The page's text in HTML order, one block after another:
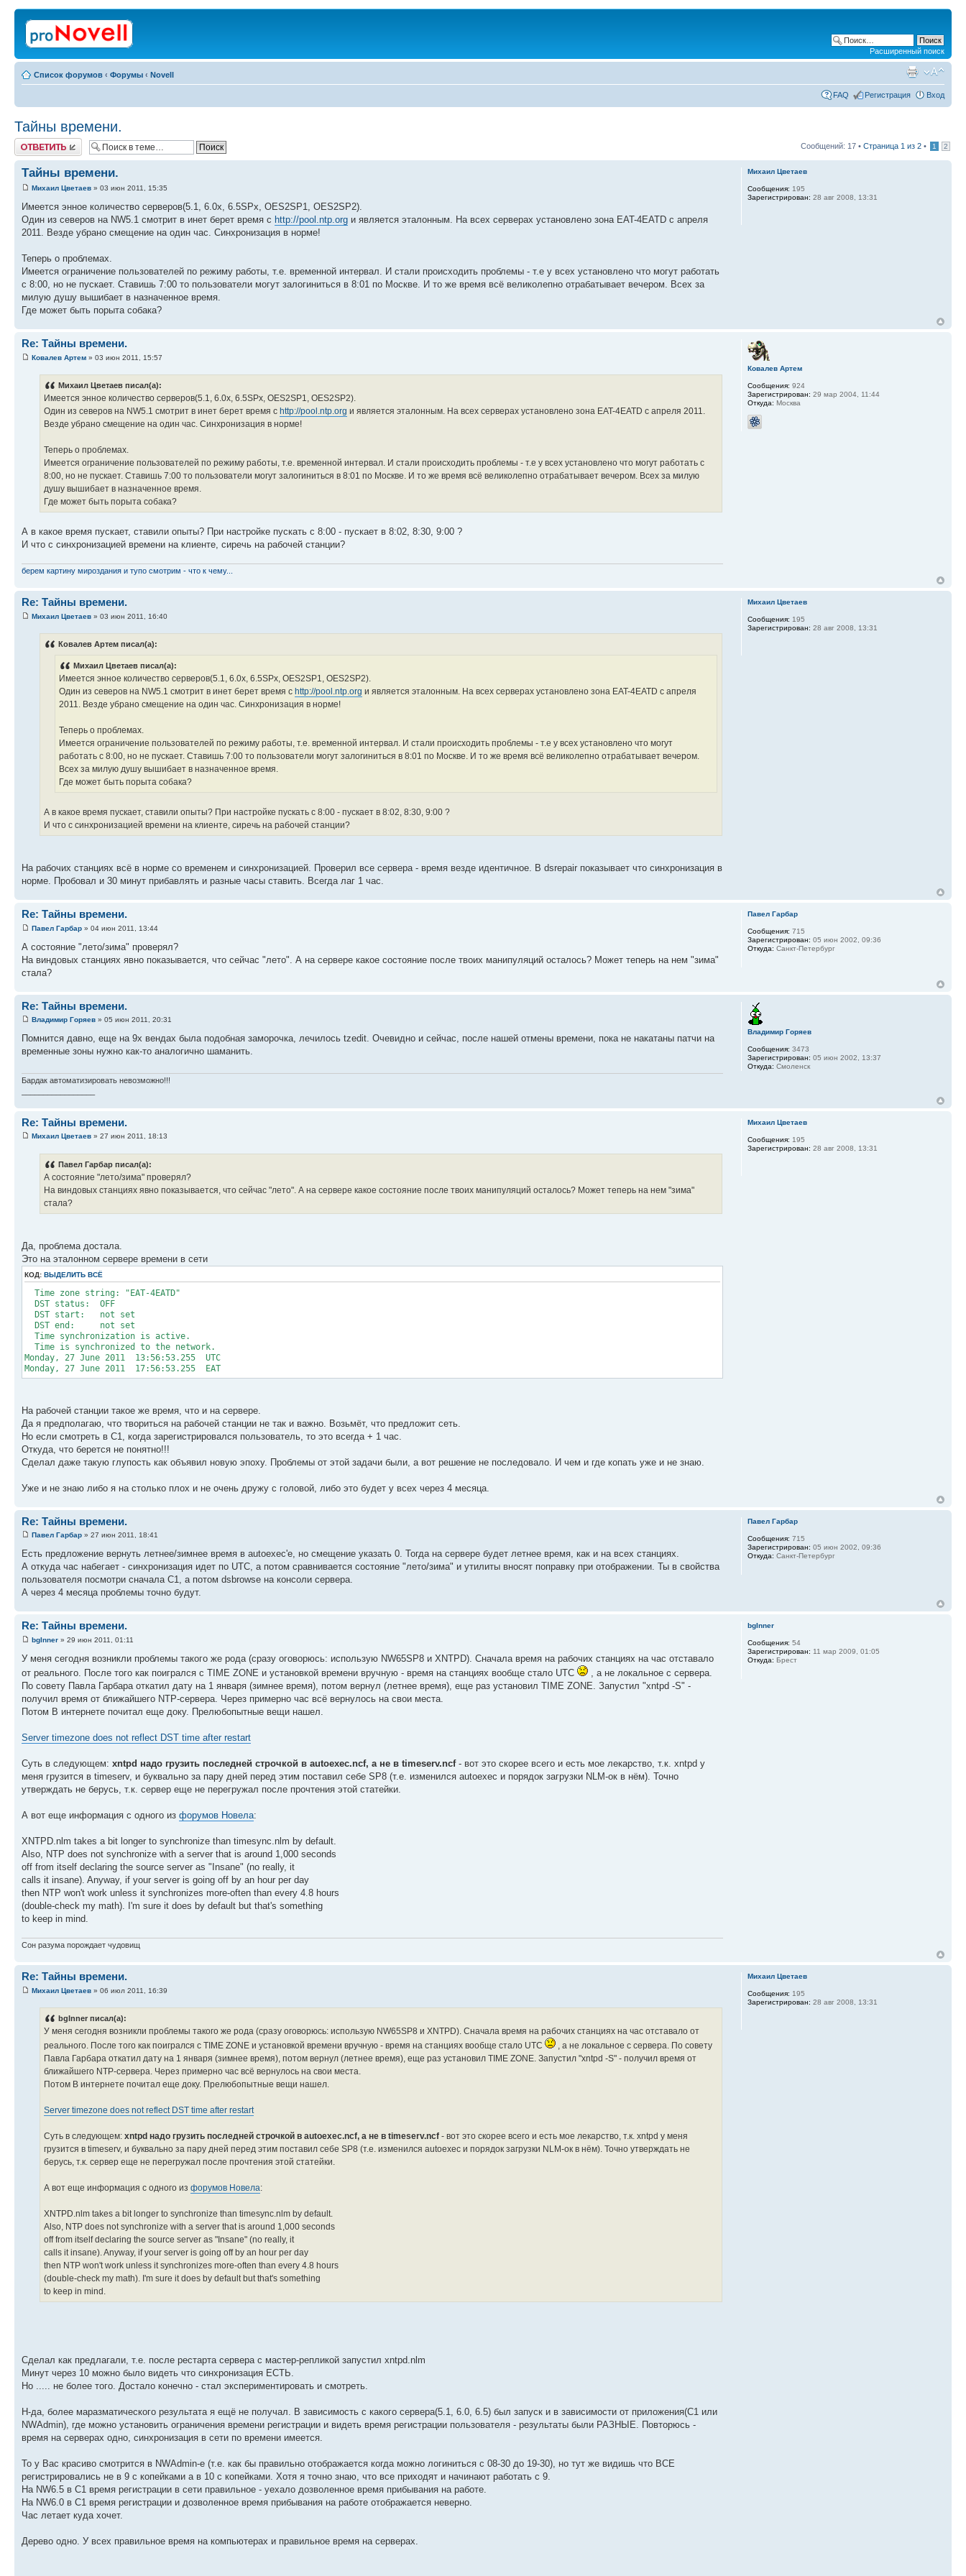
Расширенный поиск
Список форумов ‹ Форумы ‹ Novell
FAQ Регистрация Вход
Тайны времени.
Ответить Сообщений: 17 • Страница 1 из 2 • 1 2
Тайны времени.
Михаил Цветаев » 03 июн 2011, 15:35
Имеется энное количество серверов(5.1, 6.0х, 6.5SPх, OES2SP1, OES2SP2).
Один из северов на NW5.1 смотрит в инет берет время с http://pool.ntp.org и является эталонным. На всех серверах установлено зона EAT-4EATD с апреля
2011. Везде убрано смещение на один час. Синхронизация в норме!
Теперь о проблемах.
Имеется ограничение пользователей по режиму работы, т.е. временной интервал. И стали происходить проблемы - т.е у всех установлено что могут работать
с 8:00, но не пускает. Ставишь 7:00 то пользователи могут залогиниться в 8:01 по Москве. И то же время всё великолепно отрабатывает вечером. Всех за
милую душу вышибает в назначенное время.
Где может быть порыта собака?
Михаил Цветаев
Сообщения: 195
Зарегистрирован: 28 авг 2008, 13:31
Re: Тайны времени.
Ковалев Артем » 03 июн 2011, 15:57
Михаил Цветаев писал(а):
Имеется энное количество серверов(5.1, 6.0х, 6.5SPх, OES2SP1, OES2SP2).
Один из северов на NW5.1 смотрит в инет берет время с http://pool.ntp.org и является эталонным. На всех серверах установлено зона EAT-4EATD с апреля 2011.
Везде убрано смещение на один час. Синхронизация в норме!
Теперь о проблемах.
Имеется ограничение пользователей по режиму работы, т.е. временной интервал. И стали происходить проблемы - т.е у всех установлено что могут работать с
8:00, но не пускает. Ставишь 7:00 то пользователи могут залогиниться в 8:01 по Москве. И то же время всё великолепно отрабатывает вечером. Всех за милую
душу вышибает в назначенное время.
Где может быть порыта собака?
А в какое время пускает, ставили опыты? При настройке пускать с 8:00 - пускает в 8:02, 8:30, 9:00 ?
И что с синхронизацией времени на клиенте, сиречь на рабочей станции?
берем картину мироздания и тупо смотрим - что к чему...
Ковалев Артем
Сообщения: 924
Зарегистрирован: 29 мар 2004, 11:44
Откуда: Москва
Re: Тайны времени.
Михаил Цветаев » 03 июн 2011, 16:40
Ковалев Артем писал(а):
Михаил Цветаев писал(а):
Имеется энное количество серверов(5.1, 6.0х, 6.5SPх, OES2SP1, OES2SP2).
Один из северов на NW5.1 смотрит в инет берет время с http://pool.ntp.org и является эталонным. На всех серверах установлено зона EAT-4EATD с апреля
2011. Везде убрано смещение на один час. Синхронизация в норме!
Теперь о проблемах.
Имеется ограничение пользователей по режиму работы, т.е. временной интервал. И стали происходить проблемы - т.е у всех установлено что могут
работать с 8:00, но не пускает. Ставишь 7:00 то пользователи могут залогиниться в 8:01 по Москве. И то же время всё великолепно отрабатывает вечером.
Всех за милую душу вышибает в назначенное время.
Где может быть порыта собака?
А в какое время пускает, ставили опыты? При настройке пускать с 8:00 - пускает в 8:02, 8:30, 9:00 ?
И что с синхронизацией времени на клиенте, сиречь на рабочей станции?
На рабочих станциях всё в норме со временем и синхронизацией. Проверил все сервера - время везде идентичное. В dsrepair показывает что синхронизация в
норме. Пробовал и 30 минут прибавлять и разные часы ставить. Всегда лаг 1 час.
Михаил Цветаев
Сообщения: 195
Зарегистрирован: 28 авг 2008, 13:31
Re: Тайны времени.
Павел Гарбар » 04 июн 2011, 13:44
А состояние "лето/зима" проверял?
На виндовых станциях явно показывается, что сейчас "лето". А на сервере какое состояние после твоих манипуляций осталось? Может теперь на нем "зима"
стала?
Павел Гарбар
Сообщения: 715
Зарегистрирован: 05 июн 2002, 09:36
Откуда: Санкт-Петербург
Re: Тайны времени.
Владимир Горяев » 05 июн 2011, 20:31
Помнится давно, еще на 9x вендах была подобная заморочка, лечилось tzedit. Очевидно и сейчас, после нашей отмены времени, пока не накатаны патчи на
временные зоны нужно как-то аналогично шаманить.
Бардак автоматизировать невозможно!!!
Владимир Горяев
Сообщения: 3473
Зарегистрирован: 05 июн 2002, 13:37
Откуда: Смоленск
Re: Тайны времени.
Михаил Цветаев » 27 июн 2011, 18:13
Павел Гарбар писал(а):
А состояние "лето/зима" проверял?
На виндовых станциях явно показывается, что сейчас "лето". А на сервере какое состояние после твоих манипуляций осталось? Может теперь на нем "зима"
стала?
Да, проблема достала.
Это на эталонном сервере времени в сети
КОД: ВЫДЕЛИТЬ ВСЁ
Time zone string: "EAT-4EATD"
DST status: OFF
DST start: not set
DST end: not set
Time synchronization is active.
Time is synchronized to the network.
Monday, 27 June 2011 13:56:53.255 UTC
Monday, 27 June 2011 17:56:53.255 EAT
На рабочей станции такое же время, что и на сервере.
Да я предполагаю, что твориться на рабочей станции не так и важно. Возьмёт, что предложит сеть.
Но если смотреть в С1, когда зарегистрировался пользователь, то это всегда + 1 час.
Откуда, что берется не понятно!!!
Сделал даже такую глупость как объявил новую эпоху. Проблемы от этой задачи были, а вот решение не последовало. И чем и где копать уже и не знаю.
Уже и не знаю либо я на столько плох и не очень дружу с головой, либо это будет у всех через 4 месяца.
Михаил Цветаев
Сообщения: 195
Зарегистрирован: 28 авг 2008, 13:31
Re: Тайны времени.
Павел Гарбар » 27 июн 2011, 18:41
Есть предложение вернуть летнее/зимнее время в autoexec'е, но смещение указать 0. Тогда на сервере будет летнее время, как и на всех станциях.
А откуда час набегает - синхронизация идет по UTC, а потом сравнивается состояние "лето/зима" и утилиты вносят поправку при отображении. Ты в свойства
пользователя посмотри сначала С1, а потом dsbrowse на консоли сервера.
А через 4 месяца проблемы точно будут.
Павел Гарбар
Сообщения: 715
Зарегистрирован: 05 июн 2002, 09:36
Откуда: Санкт-Петербург
Re: Тайны времени.
bgInner » 29 июн 2011, 01:11
У меня сегодня возникли проблемы такого же рода (сразу оговорюсь: использую NW65SP8 и XNTPD). Сначала время на рабочих станциях на час отставало
от реального. После того как поигрался с TIME ZONE и установкой времени вручную - время на станциях вообще стало UTC
, а не локальное с сервера.
По совету Павла Гарбара откатил дату на 1 января (зимнее время), потом вернул (летнее время), еще раз установил TIME ZONE. Запустил "xntpd -S" -
получил время от ближайшего NTP-сервера. Через примерно час всё вернулось на свои места.
Потом В интернете почитал еще доку. Прелюбопытные вещи нашел.
Server timezone does not reflect DST time after restart
Суть в следующем: xntpd надо грузить последней строчкой в autoexec.ncf, а не в timeserv.ncf- вот это скорее всего и есть мое лекарство, т.к. xntpd у
меня грузится в timeserv, и буквально за пару дней перед этим поставил себе SP8 (т.е. изменился autoexec и порядок загрузки NLM-ок в нём). Точно
утверждать не берусь, т.к. сервер еще не перегружал после прочтения этой статейки.
А вот еще информация с одного из форумов Новела:
XNTPD.nlm takes a bit longer to synchronize than timesync.nlm by default.
Also, NTP does not synchronize with a server that is around 1,000 seconds
off from itself declaring the source server as "Insane" (no really, it
calls it insane). Anyway, if your server is going off by an hour per day
then NTP won't work unless it synchronizes more-often than every 4.8 hours
(double-check my math). I'm sure it does by default but that's something
to keep in mind.
Сон разума порождает чудовищ
bgInner
Сообщения: 54
Зарегистрирован: 11 мар 2009, 01:05
Откуда: Брест
Re: Тайны времени.
Михаил Цветаев » 06 июл 2011, 16:39
bgInner писал(а):
У меня сегодня возникли проблемы такого же рода (сразу оговорюсь: использую NW65SP8 и XNTPD). Сначала время на рабочих станциях на час отставало от
реального. После того как поигрался с TIME ZONE и установкой времени вручную - время на станциях вообще стало UTC
, а не локальное с сервера. По совету
Павла Гарбара откатил дату на 1 января (зимнее время), потом вернул (летнее время), еще раз установил TIME ZONE. Запустил "xntpd -S" - получил время от
ближайшего NTP-сервера. Через примерно час всё вернулось на свои места.
Потом В интернете почитал еще доку. Прелюбопытные вещи нашел.
Server timezone does not reflect DST time after restart
Суть в следующем: xntpd надо грузить последней строчкой в autoexec.ncf, а не в timeserv.ncf - вот это скорее всего и есть мое лекарство, т.к. xntpd у меня
грузится в timeserv, и буквально за пару дней перед этим поставил себе SP8 (т.е. изменился autoexec и порядок загрузки NLM-ок в нём). Точно утверждать не
берусь, т.к. сервер еще не перегружал после прочтения этой статейки.
А вот еще информация с одного из форумов Новела:
XNTPD.nlm takes a bit longer to synchronize than timesync.nlm by default.
Also, NTP does not synchronize with a server that is around 1,000 seconds
off from itself declaring the source server as "Insane" (no really, it
calls it insane). Anyway, if your server is going off by an hour per day
then NTP won't work unless it synchronizes more-often than every 4.8 hours
(double-check my math). I'm sure it does by default but that's something
to keep in mind.
Сделал как предлагали, т.е. после рестарта сервера с мастер-репликой запустил xntpd.nlm
Минут через 10 можно было видеть что синхронизация ЕСТЬ.
Но ..... не более того. Достало конечно - стал экспериментировать и смотреть.
Н-да, более маразматического результата я ещё не получал. В зависимость с какого сервера(5.1, 6.0, 6.5) был запуск и в зависимости от приложения(С1 или
NWAdmin), где можно установить ограничения времени регистрации и видеть время регистрации пользователя - результаты были РАЗНЫЕ. Повторюсь -
время на серверах одно, синхронизация в сети по времени имеется.
То у Вас красиво смотрится в NWAdmin-е (т.е. как бы правильно отображается когда можно логиниться с 08-30 до 19-30), но тут же видишь что ВСЕ
регистрировались не в 9 с копейками а в 10 с копейками. Хотя я точно знаю, что все приходят и начинают работать с 9.
На NW6.5 в С1 время регистрации в сети правильное - уехало дозволенное время прибывания на работе.
На NW6.0 в С1 время регистрации и дозволенное время прибывания на работе отображается неверно.
Час летает куда хочет.
Дерево одно. У всех правильное время на компьютерах и правильное время на серверах.
Михаил Цветаев
Сообщения: 195
Зарегистрирован: 28 авг 2008, 13:31